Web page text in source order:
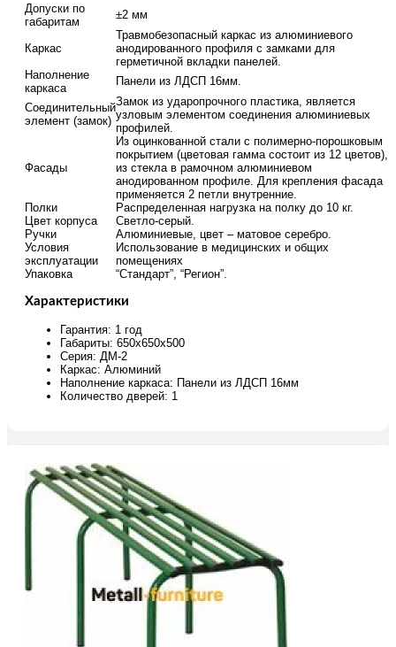
Допуски по
габаритам
±2 мм
Каркас
Травмобезопасный каркас из алюминиевого
анодированного профиля с замками для
герметичной вкладки панелей.
Наполнение
каркаса
Панели из ЛДСП 16мм.
Соединительный
элемент (замок)
Замок из ударопрочного пластика, является
узловым элементом соединения алюминиевых
профилей.
Фасады
Из оцинкованной стали с полимерно-порошковым
покрытием (цветовая гамма состоит из 12 цветов),
из стекла в рамочном алюминиевом
анодированном профиле. Для крепления фасада
применяется 2 петли внутренние.
Полки
Распределенная нагрузка на полку до 10 кг.
Цвет корпуса
Светло-серый.
Ручки
Алюминиевые, цвет – матовое серебро.
Условия
эксплуатации
Использование в медицинских и общих
помещениях
Упаковка
“Стандарт”, “Регион”.
Характеристики
Гарантия: 1 год
Габариты: 650х650х500
Серия: ДМ-2
Каркас: Алюминий
Наполнение каркаса: Панели из ЛДСП 16мм
Количество дверей: 1